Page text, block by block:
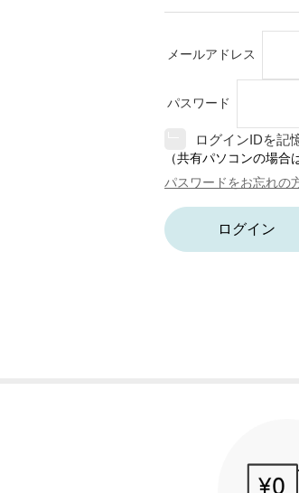
メールアドレス
パスワード
ログインIDを記
（共有パソコンの場合
パスワードをお忘れの
ログイン